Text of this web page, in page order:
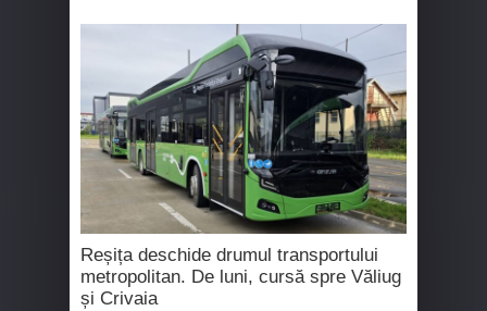
Reșița deschide drumul transportului
metropolitan. De luni, cursă spre Văliug
și Crivaia